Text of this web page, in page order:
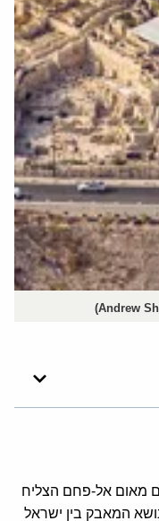
מאום אל-פחם הצליח
המאבק בין ישראל